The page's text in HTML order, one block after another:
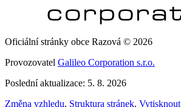
Oficiální stránky obce Razová © 2026
Provozovatel Galileo Corporation s.r.o.
Poslední aktualizace: 5. 8. 2026
Změna vzhledu, Struktura stránek, Vytisknout